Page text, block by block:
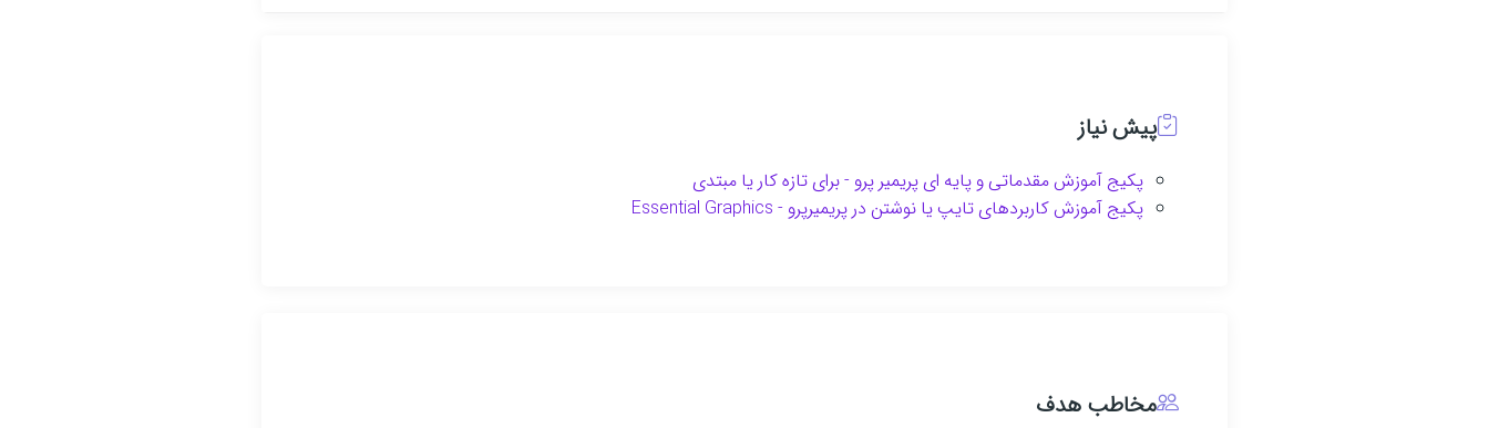
پیش نیاز
پکیج آموزش مقدماتی و پایه ای پریمیر پرو - برای تازه کار یا مبتدی
پکیج آموزش کاربردهای تایپ یا نوشتن در پریمیرپرو - Essential Graphics
مخاطب هدف